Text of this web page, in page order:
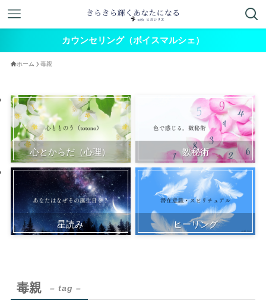
カウンセリング（ボイスマルシェ）
ホーム 毒親
心とからだ（心理） 数秘術
星読み ヒーリング
毒親 – tag –